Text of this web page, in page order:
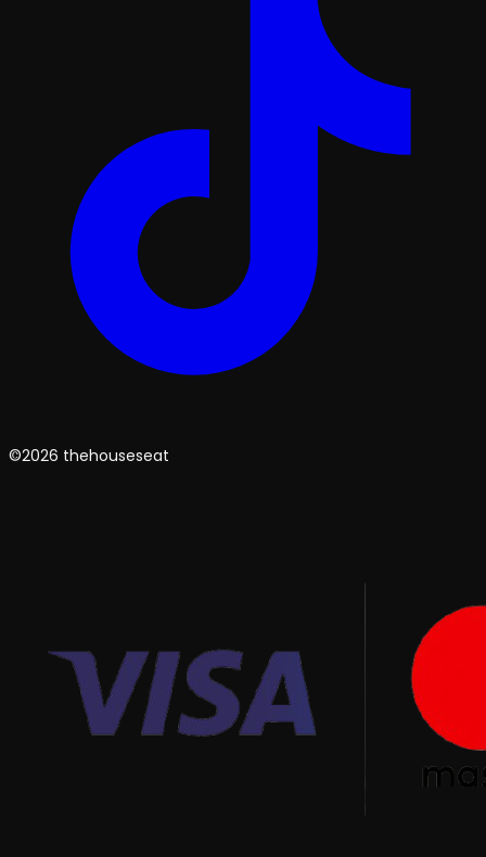
©2026 thehouseseat